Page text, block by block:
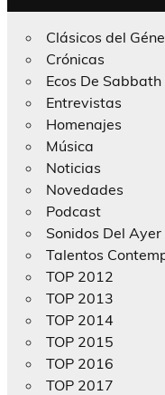
Clásicos del
Crónicas
Ecos De Sabbath
Entrevistas
Homenajes
Música
Noticias
Novedades
Podcast
Sonidos Del Ayer
Talentos
TOP 2012
TOP 2013
TOP 2014
TOP 2015
TOP 2016
TOP 2017